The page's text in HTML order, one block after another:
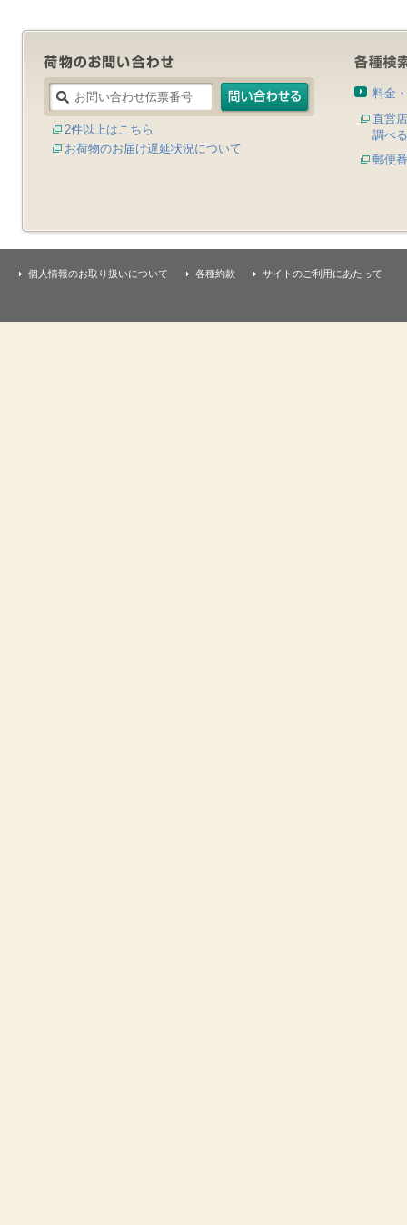
2件以上はこちら
お荷物のお届け遅延状況について
料金
直営
調べる
郵便
個人情報のお取り扱いについて 各種約款 サイトのご利用にあたって